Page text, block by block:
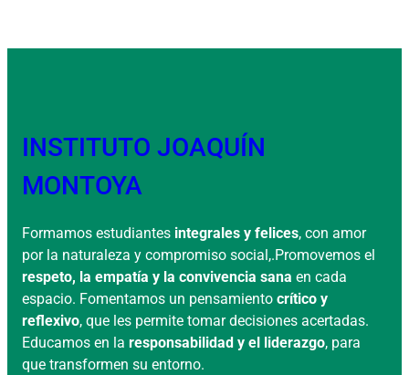
INSTITUTO JOAQUÍN
MONTOYA
Formamos estudiantes integrales y felices, con amor
por la naturaleza y compromiso social,.Promovemos el
respeto, la empatía y la convivencia sana en cada
espacio. Fomentamos un pensamiento crítico y
reflexivo, que les permite tomar decisiones acertadas.
Educamos en la responsabilidad y el liderazgo, para
que transformen su entorno.